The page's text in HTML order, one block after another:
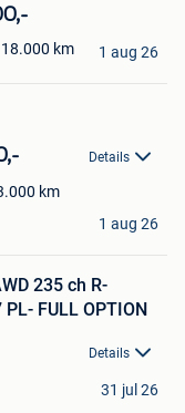
km 1 aug 26
Details
km
1 aug 26
235 ch R-
PL- FULL OPTION
Details
31 jul 26